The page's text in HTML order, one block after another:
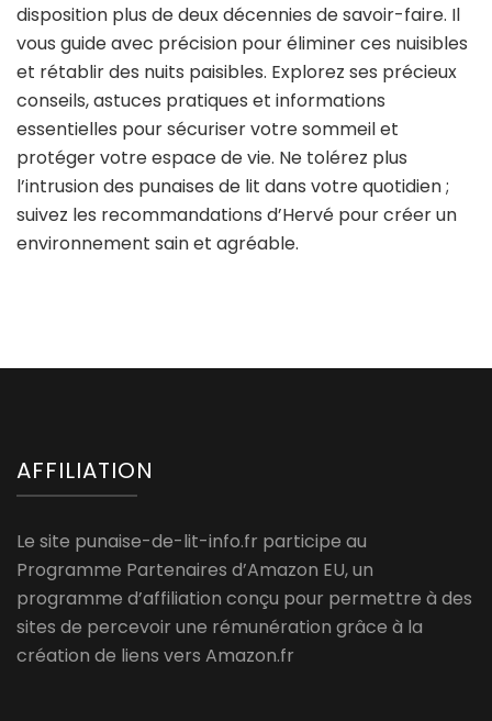
disposition plus de deux décennies de savoir-faire. Il
vous guide avec précision pour éliminer ces nuisibles
et rétablir des nuits paisibles. Explorez ses précieux
conseils, astuces pratiques et informations
essentielles pour sécuriser votre sommeil et
protéger votre espace de vie. Ne tolérez plus
l’intrusion des punaises de lit dans votre quotidien ;
suivez les recommandations d’Hervé pour créer un
environnement sain et agréable.
AFFILIATION
Le site punaise-de-lit-info.fr participe au
Programme Partenaires d’Amazon EU, un
programme d’affiliation conçu pour permettre à des
sites de percevoir une rémunération grâce à la
création de liens vers Amazon.fr